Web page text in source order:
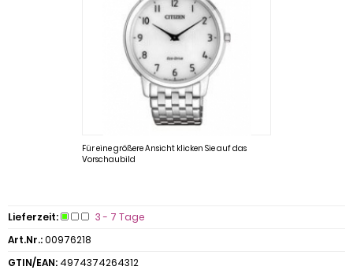
Für eine größere Ansicht klicken Sie auf das
Vorschaubild
Lieferzeit:
3 - 7 Tage
Art.Nr.:00976218
GTIN/EAN: 4974374264312